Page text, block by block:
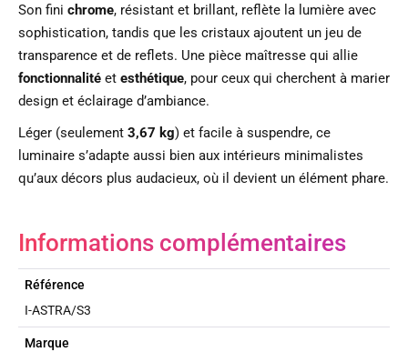
Son fini chrome, résistant et brillant, reflète la lumière avec
sophistication, tandis que les cristaux ajoutent un jeu de
transparence et de reflets. Une pièce maîtresse qui allie
fonctionnalité et esthétique, pour ceux qui cherchent à marier
design et éclairage d’ambiance.
Léger (seulement 3,67 kg) et facile à suspendre, ce
luminaire s’adapte aussi bien aux intérieurs minimalistes
qu’aux décors plus audacieux, où il devient un élément phare.
Informations complémentaires
Référence
I-ASTRA/S3
Marque